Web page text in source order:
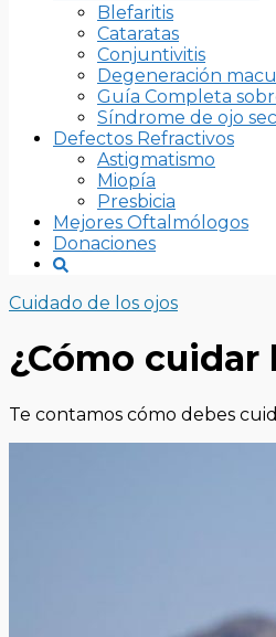
Blefaritis
Cataratas
Conjuntivitis
Degeneración
Guía Completa
Síndrome de ojo
Defectos Refractivos
Astigmatismo
Miopía
Presbicia
Mejores Oftalmólogos
Donaciones
Cuidado de los ojos
¿Cómo cuidar
Te contamos cómo debes